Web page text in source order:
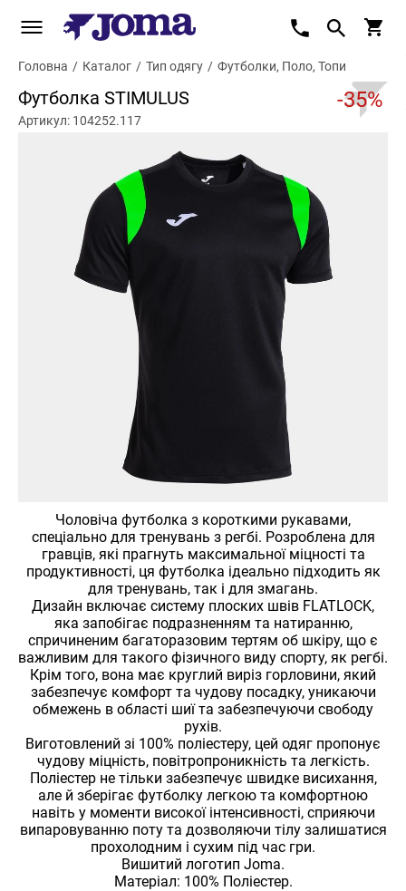
Головна / Каталог / Тип одягу / Футболки, Поло, Топи
Футболка STIMULUS -35%
Артикул: 104252.117
Чоловіча футболка з короткими рукавами,
спеціально для тренувань з регбі. Розроблена для
гравців, які прагнуть максимальної міцності та
продуктивності, ця футболка ідеально підходить як
для тренувань, так і для змагань.
Дизайн включає систему плоских швів FLATLOCK,
яка запобігає подразненням та натиранню,
спричиненим багаторазовим тертям об шкіру, що є
важливим для такого фізичного виду спорту, як регбі.
Крім того, вона має круглий виріз горловини, який
забезпечує комфорт та чудову посадку, уникаючи
обмежень в області шиї та забезпечуючи свободу
рухів.
Виготовлений зі 100% поліестеру, цей одяг пропонує
чудову міцність, повітропроникність та легкість.
Поліестер не тільки забезпечує швидке висихання,
але й зберігає футболку легкою та комфортною
навіть у моменти високої інтенсивності, сприяючи
випаровуванню поту та дозволяючи тілу залишатися
прохолодним і сухим під час гри.
Вишитий логотип Joma.
Матеріал: 100% Поліестер.